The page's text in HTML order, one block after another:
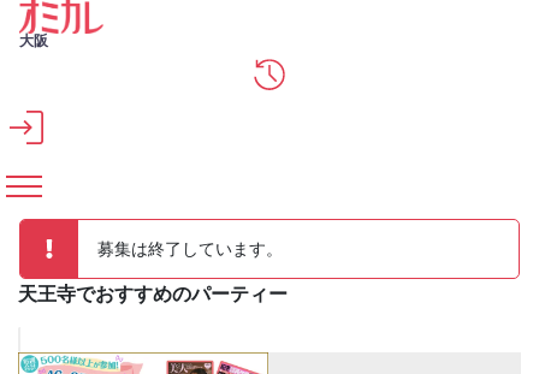
メインコンテンツへスキップ
大阪
募集は終了しています。
天王寺でおすすめのパーティー